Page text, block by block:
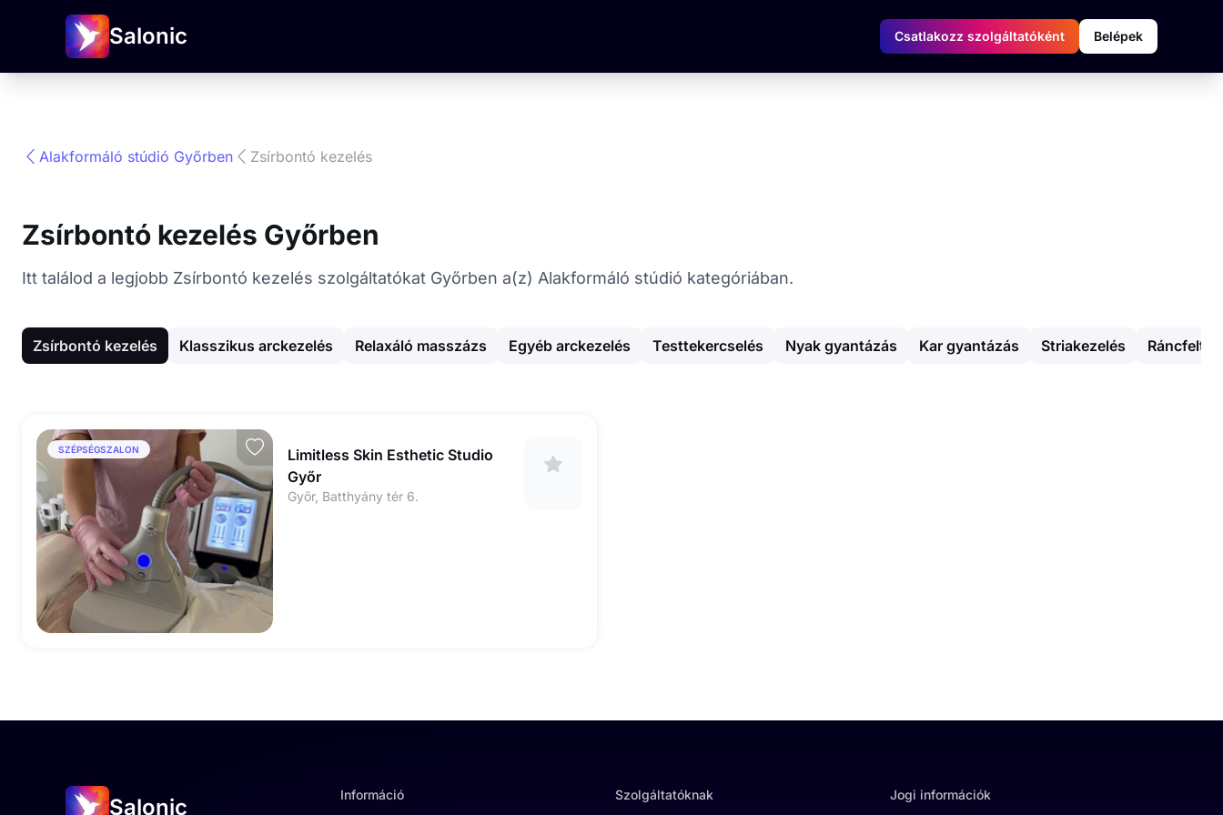
Salonic Csatlakozz szolgáltatóként Belépek
Alakformáló stúdió Győrben Zsírbontó kezelés
Zsírbontó kezelés Győrben
Itt találod a legjobb Zsírbontó kezelés szolgáltatókat Győrben a(z) Alakformáló stúdió kategóriában.
Zsírbontó kezelés Klasszikus arckezelés Relaxáló masszázs Egyéb arckezelés Testtekercselés Nyak gyantázás Kar gyantázás Striakezelés
SZÉPSÉGSZALON
Limitless Skin Esthetic Studio
Győr
Győr, Batthyány tér 6.
Salonic Információ Szolgáltatóknak Jogi információk